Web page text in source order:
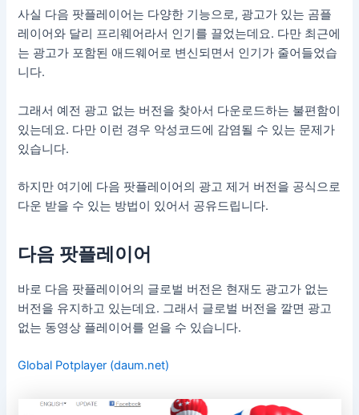
사실 다음 팟플레이어는 다양한 기능으로, 광고가 있는 곰플
레이어와 달리 프리웨어라서 인기를 끌었는데요. 다만 최근에
는 광고가 포함된 애드웨어로 변신되면서 인기가 줄어들었습
니다.
그래서 예전 광고 없는 버전을 찾아서 다운로드하는 불편함이
있는데요. 다만 이런 경우 악성코드에 감염될 수 있는 문제가
있습니다.
하지만 여기에 다음 팟플레이어의 광고 제거 버전을 공식으로
다운 받을 수 있는 방법이 있어서 공유드립니다.
다음 팟플레이어
바로 다음 팟플레이어의 글로벌 버전은 현재도 광고가 없는
버전을 유지하고 있는데요. 그래서 글로벌 버전을 깔면 광고
없는 동영상 플레이어를 얻을 수 있습니다.
Global Potplayer (daum.net)